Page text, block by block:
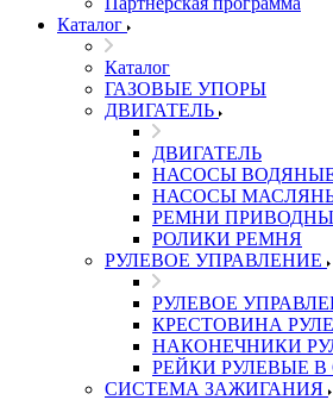
Каталог
Каталог
ГАЗОВЫЕ УПОРЫ
ДВИГАТЕЛЬ
ДВИГАТЕЛЬ
НАСОСЫ
НАСОСЫ
РЕМНИ
РОЛИКИ РЕМНЯ
РУЛЕВОЕ УПРАВЛЕНИЕ
РУЛЕВОЕ
КРЕСТОВИНА
НАКОНЕЧНИКИ
РЕЙКИ РУЛЕВЫЕ В
СИСТЕМА ЗАЖИГАНИЯ